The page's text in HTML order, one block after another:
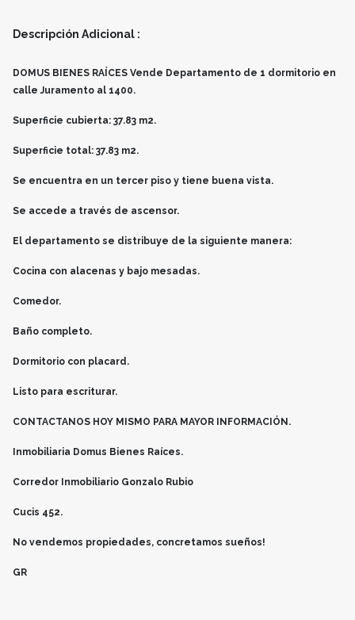
Descripción Adicional :
DOMUS BIENES RAÍCES Vende Departamento de 1 dormitorio en
calle Juramento al 1400.
Superficie cubierta: 37.83 m2.
Superficie total: 37.83 m2.
Se encuentra en un tercer piso y tiene buena vista.
Se accede a través de ascensor.
El departamento se distribuye de la siguiente manera:
Cocina con alacenas y bajo mesadas.
Comedor.
Baño completo.
Dormitorio con placard.
Listo para escriturar.
CONTACTANOS HOY MISMO PARA MAYOR INFORMACIÓN.
Inmobiliaria Domus Bienes Raíces.
Corredor Inmobiliario Gonzalo Rubio
Cucis 452.
No vendemos propiedades, concretamos sueños!
GR